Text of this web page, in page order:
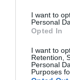
I want to
Personal
Opted In
I want to
Retention,
Personal
Purposes